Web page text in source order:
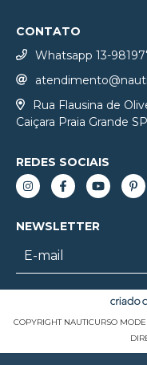
CONTATO
Whatsapp 13-
Rua Flausina de
Caiçara Praia Grande
REDES SOCIAIS
NEWSLETTER
COPYRIGHT NAUTICURSO